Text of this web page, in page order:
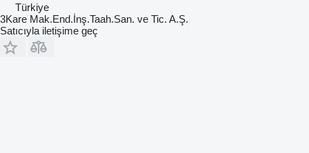
Türkiye
3Kare Mak.End.İnş.Taah.San. ve Tic. A.Ş.
Satıcıyla iletişime geç